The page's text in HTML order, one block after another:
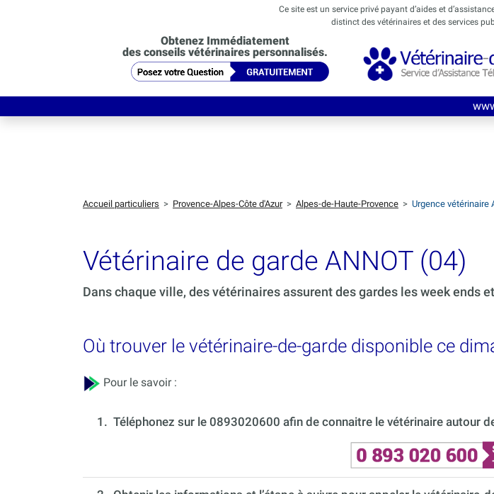
Ce site est un service privé payant d’aides et
distinct des vétérinaires et des services
Obtenez Immédiatement
des conseils vétérinaires personnalisés.
www.conseil-
Accueil particuliers > Provence-Alpes-Côte d'Azur> Alpes-de-Haute-Provence > Urgence vétérinaire
Vétérinaire de garde ANNOT (04)
Dans chaque ville, des vétérinaires assurent des gardes les week ends
Où trouver le vétérinaire-de-garde disponible ce
Pour le savoir :
1. Téléphonez sur le 0893020600 afin de connaitre le vétérinaire autour